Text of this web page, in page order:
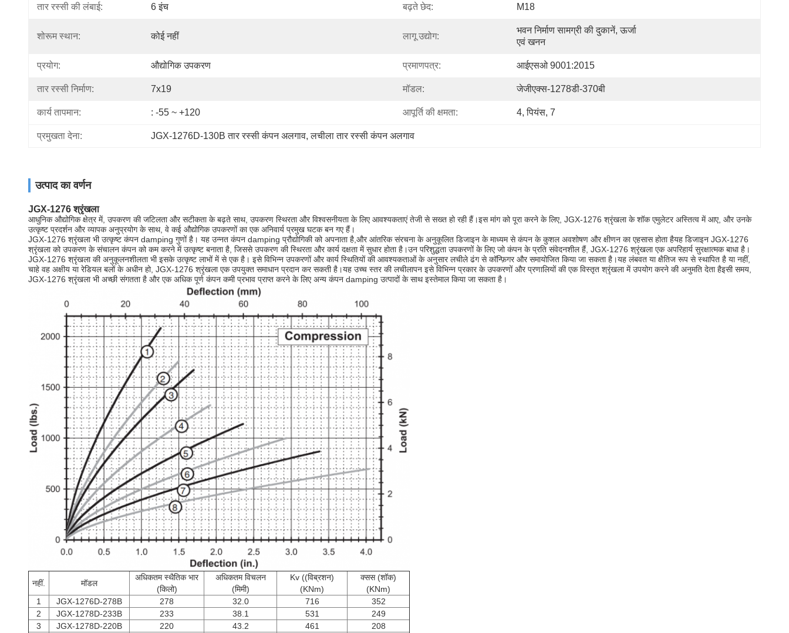
तार रस्सी की लंबाई: 6 इंच बढ़ते छेद: M18
शोरूम स्थान: कोई नहीं लागू उद्योग:
भवन निर्माण सामग्री की दुकानें, ऊर्जा
एवं खनन
प्रयोग: औद्योगिक उपकरण प्रमाणपत्र: आईएसओ 9001:2015
तार रस्सी निर्माण: 7x19 मॉडल: जेजीएक्स-1278डी-370बी
कार्य तापमान: : -55 ~ +120 आपूर्ति की क्षमता: 4, पियंस, 7
प्रमुखता देना: JGX-1276D-130B तार रस्सी कंपन अलगाव, लचीला तार रस्सी कंपन अलगाव
उत्पाद का वर्णन
JGX-1276 श्रृंखला
आधुनिक औद्योगिक क्षेत्र में, उपकरण की जटिलता और सटीकता के बढ़ते साथ, उपकरण स्थिरता और विश्वसनीयता के लिए आवश्यकताएं तेजी से सख्त हो रही हैं।इस मांग को पूरा करने के लिए, JGX-1276 श्रृंखला के शॉक एमुलेटर अस्तित्व में आए, और उनके
उत्कृष्ट प्रदर्शन और व्यापक अनुप्रयोग के साथ, वे कई औद्योगिक उपकरणों का एक अनिवार्य प्रमुख घटक बन गए हैं।
JGX-1276 श्रृंखला भी उत्कृष्ट कंपन damping गुणों है। यह उन्नत कंपन damping प्रौद्योगिकी को अपनाता है,और आंतरिक संरचना के अनुकूलित डिजाइन के माध्यम से कंपन के कुशल अवशोषण और क्षीणन का एहसास होता हैयह डिजाइन JGX-1276
श्रृंखला को उपकरण के संचालन कंपन को कम करने में उत्कृष्ट बनाता है, जिससे उपकरण की स्थिरता और कार्य दक्षता में सुधार होता है।उन परिशुद्धता उपकरणों के लिए जो कंपन के प्रति संवेदनशील हैं, JGX-1276 श्रृंखला एक अपरिहार्य सुरक्षात्मक बाधा है।
JGX-1276 श्रृंखला की अनुकूलनशीलता भी इसके उत्कृष्ट लाभों में से एक है। इसे विभिन्न उपकरणों और कार्य स्थितियों की आवश्यकताओं के अनुसार लचीले ढंग से कॉन्फ़िगर और समायोजित किया जा सकता है।यह लंबवत या क्षैतिज रूप से स्थापित है या नहीं,
चाहे वह अक्षीय या रेडियल बलों के अधीन हो, JGX-1276 श्रृंखला एक उपयुक्त समाधान प्रदान कर सकती है।यह उच्च स्तर की लचीलापन इसे विभिन्न प्रकार के उपकरणों और प्रणालियों की एक विस्तृत श्रृंखला में उपयोग करने की अनुमति देता हैइसी समय,
JGX-1276 श्रृंखला भी अच्छी संगतता है और एक अधिक पूर्ण कंपन कमी प्रभाव प्राप्त करने के लिए अन्य कंपन damping उत्पादों के साथ इस्तेमाल किया जा सकता है।
नहीं. मॉडल
अधिकतम स्थैतिक भार
(किलो)
अधिकतम विचलन
(मिमी)
Kv ((विब्रशन)
(KNm)
क्सस (शॉक)
(KNm)
1
JGX-1276D-278B 278 32.0 716
352
2
JGX-1278D-233B 233 38.1 531
249
3
JGX-1278D-220B 220 43.2 461
208